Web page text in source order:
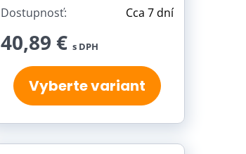
Dostupnosť: Cca 7 dní
40,89 € s DPH
Vyberte variant